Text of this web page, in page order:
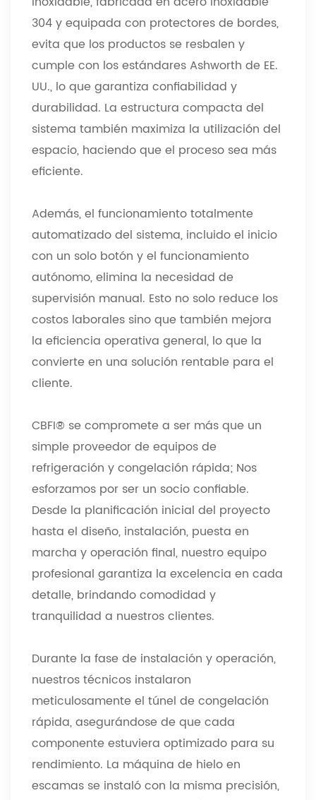
304 y equipada con protectores de bordes,
evita que los productos se resbalen y
cumple con los estándares Ashworth de EE.
UU., lo que garantiza confiabilidad y
durabilidad. La estructura compacta del
sistema también maximiza la utilización del
espacio, haciendo que el proceso sea más
eficiente.
Además, el funcionamiento totalmente
automatizado del sistema, incluido el inicio
con un solo botón y el funcionamiento
autónomo, elimina la necesidad de
supervisión manual. Esto no solo reduce los
costos laborales sino que también mejora
la eficiencia operativa general, lo que la
convierte en una solución rentable para el
cliente.
CBFI® se compromete a ser más que un
simple proveedor de equipos de
refrigeración y congelación rápida; Nos
esforzamos por ser un socio confiable.
Desde la planificación inicial del proyecto
hasta el diseño, instalación, puesta en
marcha y operación final, nuestro equipo
profesional garantiza la excelencia en cada
detalle, brindando comodidad y
tranquilidad a nuestros clientes.
Durante la fase de instalación y operación,
nuestros técnicos instalaron
meticulosamente el túnel de congelación
rápida, asegurándose de que cada
componente estuviera optimizado para su
rendimiento. La máquina de hielo en
escamas se instaló con la misma precisión,